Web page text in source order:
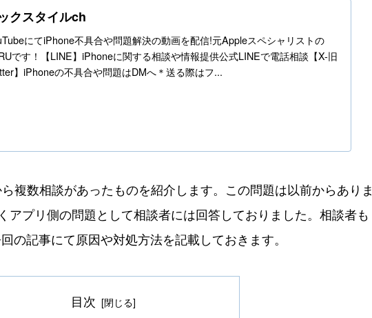
クスタイルch
にてiPhone不具合や問題解決の動画を配信!元Appleスペシャリストの
です！【LINE】iPhoneに関する相談や情報提供公式LINEで電話相談【X-旧
】iPhoneの不具合や問題はDMへ＊送る際はフ...
複数相談があったものを紹介します。この問題は以前からありま
アプリ側の問題として相談者には回答しておりました。相談者も
の記事にて原因や対処方法を記載しておきます。
目次